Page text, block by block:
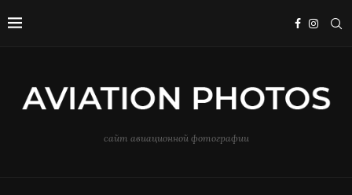
сайт авиационной фотографии